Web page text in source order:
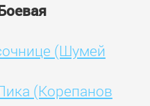
(Шумей
(Корепанов